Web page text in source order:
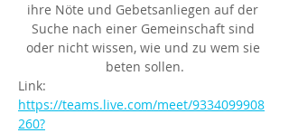
ihre Nöte und Gebetsanliegen auf der
Suche nach einer Gemeinschaft sind
oder nicht wissen, wie und zu wem sie
beten sollen.
Link:
https://teams.live.com/meet/9334099908
260?